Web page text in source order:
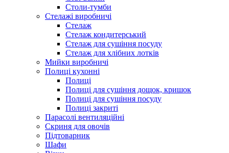
Столи-тумби
Стелажі виробничі
Стелаж
Стелаж кондитерський
Стелаж для сушіння посуду
Стелаж для хлібних лотків
Мийки виробничі
Полиці кухонні
Полиці
Полиці для сушіння дощок, кришок
Полиці для сушіння посуду
Полиці закриті
Парасолі вентиляційні
Скриня для овочів
Підтоварник
Шафи